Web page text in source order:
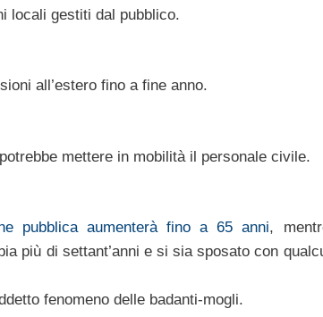
locali gestiti dal pubblico.
all’estero fino a fine anno.
mettere in mobilità il personale civile.
pubblica aumenterà fino a 65 anni,
più di settant’anni e si sia sposato con
fenomeno delle badanti-mogli.